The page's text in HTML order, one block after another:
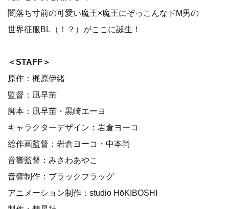
闇落ち寸前の可愛い魔王×魔王にぞっこんなドM男の
世界征服BL（！？）がここに誕生！
＜STAFF＞
原作：梶原伊緒
監督：凪早苗
脚本：凪早苗・黒崎エーヨ
キャラクターデザイン：岩倉ヨーコ
総作画監督：岩倉ヨーコ・中本尚
音響監督：みさわあやこ
音響制作：ブラックフラッグ
アニメーション制作：studio HōKIBOSHI